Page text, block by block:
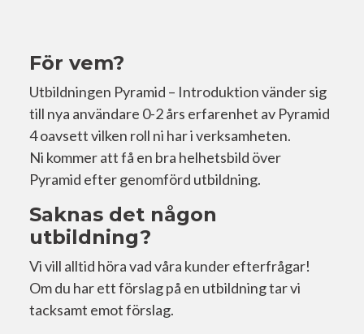
För vem?
Utbildningen Pyramid – Introduktion vänder sig
till nya användare 0-2 års erfarenhet av Pyramid
4 oavsett vilken roll ni har i verksamheten.
Ni kommer att få en bra helhetsbild över
Pyramid efter genomförd utbildning.
Saknas det någon
utbildning?
Vi vill alltid höra vad våra kunder efterfrågar!
Om du har ett förslag på en utbildning tar vi
tacksamt emot förslag.